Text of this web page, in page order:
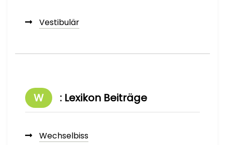
Vestibulär
W : Lexikon Beiträge
Wechselbiss